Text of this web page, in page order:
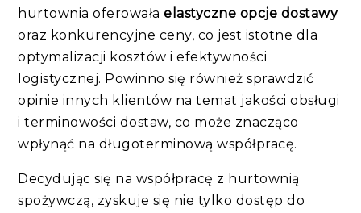
hurtownia oferowałaelastyczne opcje dostawy
oraz konkurencyjne ceny, co jest istotne dla
optymalizacji kosztów i efektywności
logistycznej. Powinno się również sprawdzić
opinie innych klientów na temat jakości obsługi
i terminowości dostaw, co może znacząco
wpłynąć na długoterminową współpracę.
Decydując się na współpracę z hurtownią
spożywczą, zyskuje się nie tylko dostęp do